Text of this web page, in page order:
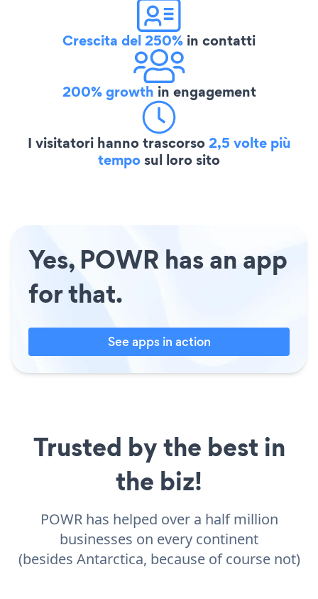
Crescita del 250% in contatti
200% growth in engagement
I visitatori hanno trascorso2,5 volte più
temposul loro sito
Yes, POWR has an app
for that.
See apps in action
Trusted by the best in
the biz!
POWR has helped over a half million
businesses on every continent
(besides Antarctica, because of course not)